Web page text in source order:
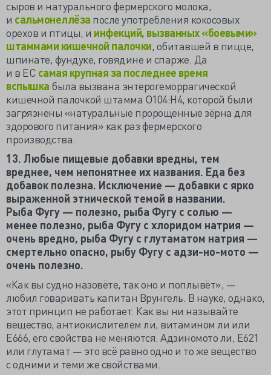
сыров и натурального фермерского молока,
и сальмонеллёза после употребления кокосовых
орехов и птицы, и инфекций, вызванных «боевыми»
штаммами кишечной палочки, обитавшей в пицце,
шпинате, фундуке, говядине и спарже. Да
и в ЕС самая крупная за последнее время
вспышка была вызвана энтерогеморрагической
кишечной палочкой штамма O104:H4, которой были
загрязнены «натуральные пророщенные зёрна для
здорового питания» как раз фермерского
производства.
13. Любые пищевые добавки вредны, тем
вреднее, чем непонятнее их названия. Еда без
добавок полезна. Исключение — добавки с ярко
выраженной этнической темой в названии.
Рыба Фугу — полезно, рыба Фугу с солью —
менее полезно, рыба Фугу с хлоридом натрия —
очень вредно, рыба Фугу с глутаматом натрия —
смертельно опасно, рыбу Фугу с адзи-но-мото —
очень полезно.
«Как вы судно назовёте, так оно и поплывёт», —
любил говаривать капитан Врунгель. В науке, однако,
этот принцип не работает. Как вы ни называйте
вещество, антиокислителем ли, витамином ли или
Е666, его свойства не меняются. Адзиномото ли, Е621
или глутамат — это всё равно одно и то же вещество
с одними и теми же свойствами.